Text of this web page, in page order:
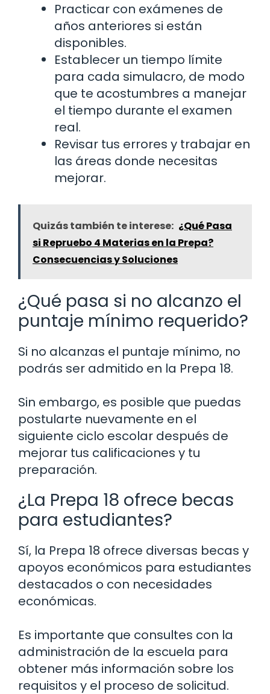
Practicar con exámenes de
años anteriores si están
disponibles.
Establecer un tiempo límite
para cada simulacro, de modo
que te acostumbres a manejar
el tiempo durante el examen
real.
Revisar tus errores y trabajar en
las áreas donde necesitas
mejorar.
Quizás también te interese: ¿Qué Pasa
si Repruebo 4 Materias en la Prepa?
Consecuencias y Soluciones
¿Qué pasa si no alcanzo el
puntaje mínimo requerido?
Si no alcanzas el puntaje mínimo, no
podrás ser admitido en la Prepa 18.
Sin embargo, es posible que puedas
postularte nuevamente en el
siguiente ciclo escolar después de
mejorar tus calificaciones y tu
preparación.
¿La Prepa 18 ofrece becas
para estudiantes?
Sí, la Prepa 18 ofrece diversas becas y
apoyos económicos para estudiantes
destacados o con necesidades
económicas.
Es importante que consultes con la
administración de la escuela para
obtener más información sobre los
requisitos y el proceso de solicitud.